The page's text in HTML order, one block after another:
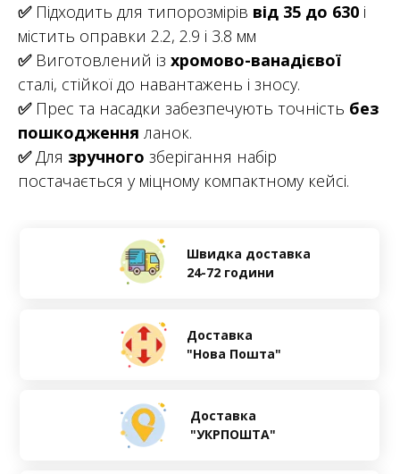
✅Підходить для типорозмірів від 35 до 630 і
містить оправки 2.2, 2.9 і 3.8 мм
✅Виготовлений із хромово-ванадієвої
сталі, стійкої до навантажень і зносу.
✅Прес та насадки забезпечують точність без
пошкодження ланок.
✅Для зручного зберігання набір
постачається у міцному компактному кейсі.
Швидка доставка
24-72 години
Доставка
"Нова Пошта"
Доставка
"УКРПОШТА"